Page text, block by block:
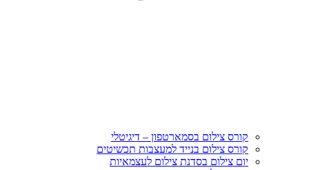
קורס צילום בסמארטפון – דיגיטלי
קורס צילום בנייד למעצבות תכשיטים
יום צילום בסדנת צילום לעצמאיות